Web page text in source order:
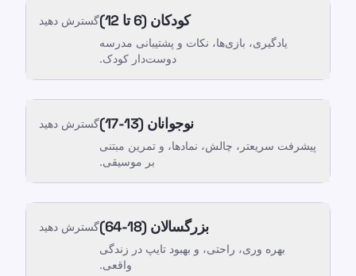
کودکان (6 تا 12)
یادگیری، بازی‌ها، نکات و پشتیبانی مدرسه
دوست‌دار کودک.
گسترش دهید
نوجوانان (13-17)
پیشرفت سریعتر، چالش، نمادها، و تمرین مبتنی
بر موسیقی.
گسترش دهید
بزرگسالان (18-64)
بهره وری، راحتی، و بهبود تایپ در زندگی
واقعی.
گسترش دهید